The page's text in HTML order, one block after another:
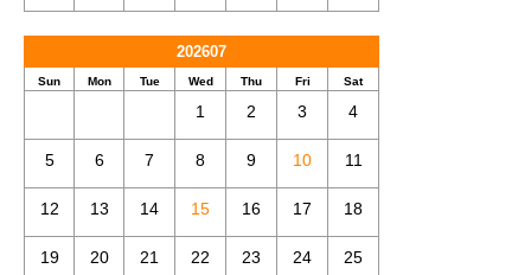
202607
Sun Mon Tue Wed Thu Fri Sat
1 2 3 4
5 6 7 8 9 10 11
12 13 14 15 16 17 18
19 20 21 22 23 24 25